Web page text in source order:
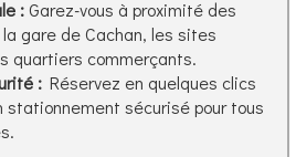
:Garez-vous à proximité des
gare de Cachan, les sites
quartiers commerçants.
: Réservez en quelques clics
stationnement sécurisé pour tous